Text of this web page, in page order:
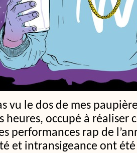
vu le dos de mes
heures, occupé à réaliser
performances rap de
et intransigeance ont